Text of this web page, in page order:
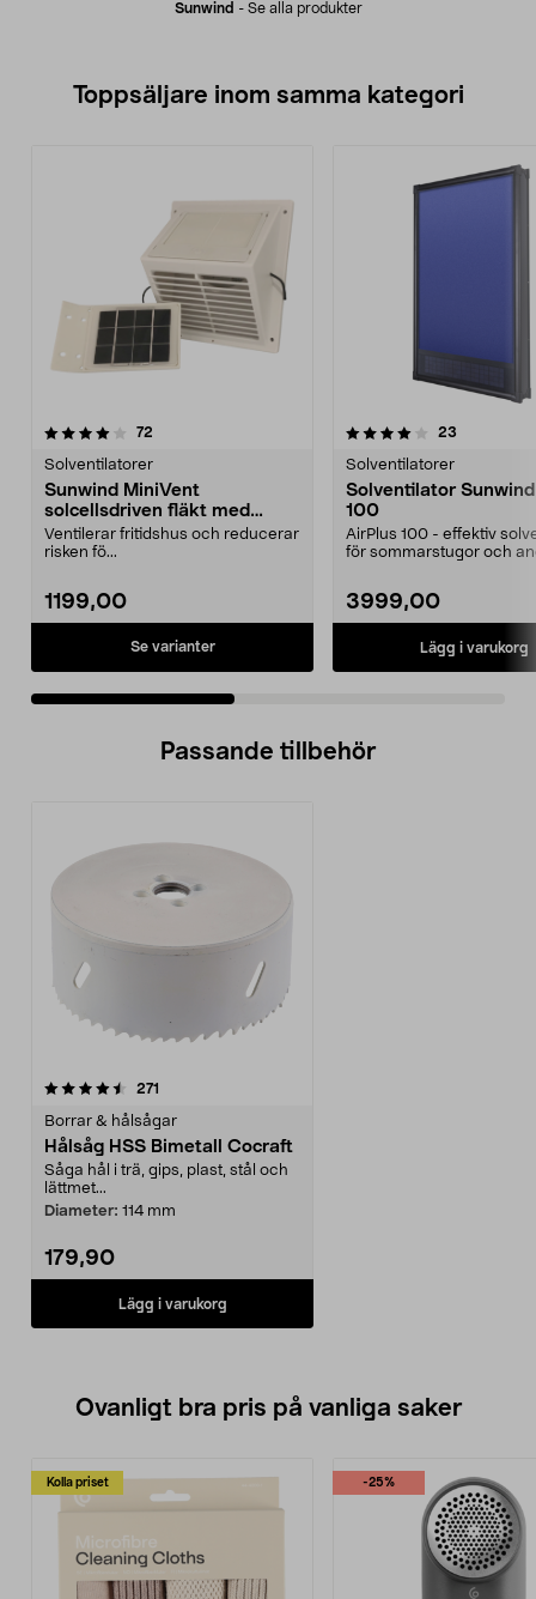
Sunwind - Se alla produkter
Toppsäljare inom samma kategori
72
Solventilatorer
Sunwind MiniVent
solcellsdriven fläkt med
separat solpanel
Ventilerar fritidshus och reducerar
risken fö...
1199,00
Se varianter
4.0 av 5 stjärnor 23
Solventilatorer
Solventilator
100
AirPlus 100 - effektiv
för sommarstugor och
3999,00
Lägg i varukorg
4.0 av 5 stjärnor
Passande tillbehör
271
Borrar & hålsågar
Hålsåg HSS Bimetall Cocraft
Såga hål i trä, gips, plast, stål och
lättmet...
Diameter: 114 mm
179,90
Lägg i varukorg
Ovanligt bra pris på vanliga saker
Kolla priset -25%